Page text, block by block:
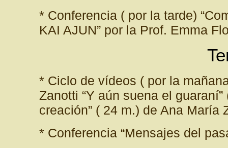
* Conferencia ( por la tarde)
KAI AJUN” por la Prof. Emma
* Ciclo de vídeos ( por la
Zanotti “Y aún suena el
creación” ( 24 m.) de Ana María
* Conferencia “Mensajes del